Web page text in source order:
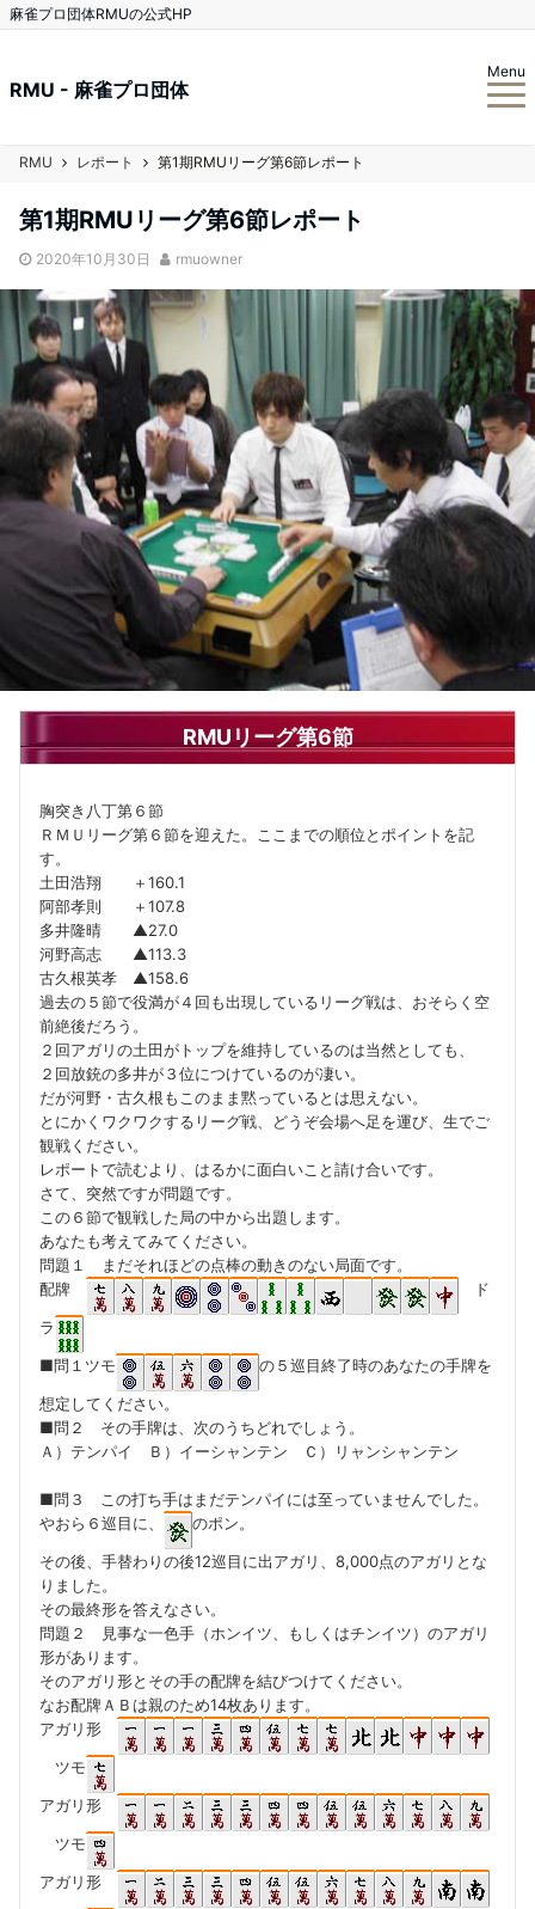
麻雀プロ団体RMUの公式HP
RMU - 麻雀プロ団体
Menu
RMU レポート 第1期RMUリーグ第6節レポート
第1期RMUリーグ第6節レポート
2020年10月30日 rmuowner
RMUリーグ第6節
胸突き八丁第６節
ＲＭＵリーグ第６節を迎えた。ここまでの順位とポイントを記
す。
土田浩翔 ＋160.1
阿部孝則 ＋107.8
多井隆晴 ▲27.0
河野高志 ▲113.3
古久根英孝 ▲158.6
過去の５節で役満が４回も出現しているリーグ戦は、おそらく空
前絶後だろう。
２回アガリの土田がトップを維持しているのは当然としても、
２回放銃の多井が３位につけているのが凄い。
だが河野・古久根もこのまま黙っているとは思えない。
とにかくワクワクするリーグ戦、どうぞ会場へ足を運び、生でご
観戦ください。
レポートで読むより、はるかに面白いこと請け合いです。
さて、突然ですが問題です。
この６節で観戦した局の中から出題します。
あなたも考えてみてください。
問題１ まだそれほどの点棒の動きのない局面です。
配牌
ド
ラ
■問１ツモ
の５巡目終了時のあなたの手牌を
想定してください。
■問２ その手牌は、次のうちどれでしょう。
Ａ）テンパイ Ｂ）イーシャンテン Ｃ）リャンシャンテン
■問３ この打ち手はまだテンパイには至っていませんでした。
やおら６巡目に、
のポン。
その後、手替わりの後12巡目に出アガリ、8,000点のアガリとな
りました。
その最終形を答えなさい。
問題２ 見事な一色手（ホンイツ、もしくはチンイツ）のアガリ
形があります。
そのアガリ形とその手の配牌を結びつけてください。
なお配牌ＡＢは親のため14枚あります。
アガリ形
ツモ
アガリ形
ツモ
アガリ形